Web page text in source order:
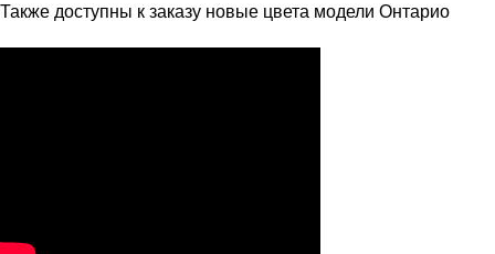
Также доступны к заказу новые цвета модели Онтарио